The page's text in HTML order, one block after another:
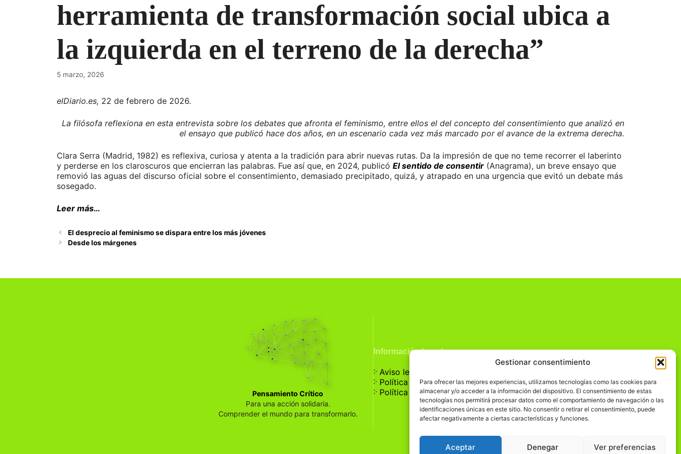
Gestionar consentimiento
Para ofrecer las mejores experiencias, utilizamos tecnologías como las cookies para
almacenar y/o acceder a la información del dispositivo. El consentimiento de estas
tecnologías nos permitirá procesar datos como el comportamiento de navegación o las
identificaciones únicas en este sitio. No consentir o retirar el consentimiento, puede
afectar negativamente a ciertas características y funciones.
Aceptar Denegar Ver preferencias
herramienta de transformación social ubica a
la izquierda en el terreno de la derecha”
5 marzo, 2026
elDiario.es, 22 de febrero de 2026.
La filósofa reflexiona en esta entrevista sobre los debates que afronta el feminismo, entre ellos el del concepto del consentimiento que analizó en
el ensayo que publicó hace dos años, en un escenario cada vez más marcado por el avance de la extrema derecha.
Clara Serra (Madrid, 1982) es reflexiva, curiosa y atenta a la tradición para abrir nuevas rutas. Da la impresión de que no teme recorrer el laberinto
y perderse en los claroscuros que encierran las palabras. Fue así que, en 2024, publicó El sentido de consentir (Anagrama), un breve ensayo que
removió las aguas del discurso oficial sobre el consentimiento, demasiado precipitado, quizá, y atrapado en una urgencia que evitó un debate más
sosegado.
Leer más…
El desprecio al feminismo se dispara entre los más jóvenes
Desde los márgenes
Pensamiento Crítico
Para una acción solidaria.
Comprender el mundo para transformarlo.
Información Legal
჻Aviso legal
჻Política de privacidad
჻Política de cookies